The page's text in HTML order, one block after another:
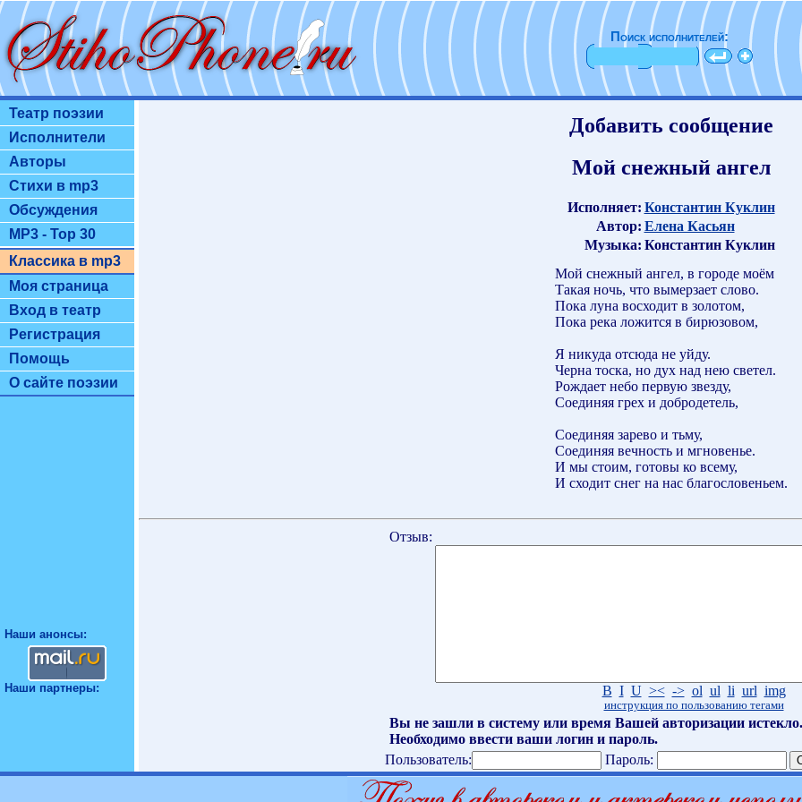
Поиск исполнителей:
Театр поэзии
Исполнители
Авторы
Стихи в mp3
Обсуждения
MP3 - Top 30
Классика в mp3
Моя страница
Вход в театр
Регистрация
Помощь
О сайте поэзии
Наши анонсы:
Наши партнеры:
Добавить сообщение
Мой снежный ангел
Исполняет: Константин Куклин
Автор: Елена Касьян
Музыка: Константин Куклин
Мой снежный ангел, в городе моём
Такая ночь, что вымерзает слово.
Пока луна восходит в золотом,
Пока река ложится в бирюзовом,
Я никуда отсюда не уйду.
Черна тоска, но дух над нею светел.
Рождает небо первую звезду,
Соединяя грех и добродетель,
Соединяя зарево и тьму,
Соединяя вечность и мгновенье.
И мы стоим, готовы ко всему,
И сходит снег на нас благословеньем.
Отзыв:
B I U >< -> ol ul li url img
инструкция по пользованию тегами
Вы не зашли в систему или время Вашей авторизации истекло.
Необходимо ввести ваши логин и пароль.
Пользователь:
Пароль: